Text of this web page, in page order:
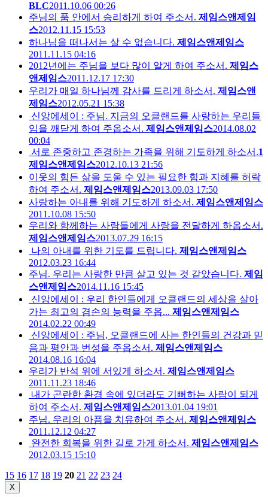
BLC2011.10.06 00:26
주님의 품 안에서 승리하게 하여 주소서. 제임스앤제임
스2012.11.15 15:53
하나님을 떠나서는 살 수 없습니다. 제임스앤제임스
2011.11.15 04:16
2012년에는 주님을 보다 많이 알게 하여 주소서. 제임스
앤제임스2011.12.17 17:30
우리가 매일 하나님께 감사를 드리게 하소서. 제임스앤
제임스2012.05.21 15:38
신앙에세이 : 주님. 지금의 오클랜드를 사랑하는 우리들
임을 깨닫게 하여 주옵소서. 제임스앤제임스2014.08.02
00:04
서로 존중하고 존경하는 가족을 위해 기도하게 하소서.1
제임스앤제임스2012.10.13 21:56
이웃의 힘든 삶을 도울 수 있는 필요한 힘과 지혜를 허락
하여 주소서. 제임스앤제임스2013.09.03 17:50
사랑하는 아내를 위해 기도하게 하소서. 제임스앤제임스
2011.10.08 15:50
우리와 함께하는 사람들에게 사랑을 전달하게 하옵소서.
제임스앤제임스2013.07.29 16:15
나의 아내를 위한 기도를 드립니다. 제임스앤제임스
2012.03.23 16:44
주님. 우리는 사랑한 만큼 살고 있는 것 같았습니다. 제임
스앤제임스2014.11.16 15:45
신앙에세이 : 우리 한인들에게 오클랜드의 세상을 살아
가는 최고의 겸손의 능력을 주옵... 제임스앤제임스
2014.02.22 00:49
신앙에세이 : 주님, 오클랜드에 사는 한인들의 건강과 믿
음과 평안과 번성을 주옵소서. 제임스앤제임스
2014.08.16 16:04
우리가 반석 위에 서있게 하소서. 제임스앤제임스
2011.11.23 18:46
내가 곤란한 환경 속에 있더라도 기뻐하는 사람이 되게
하여 주소서. 제임스앤제임스2013.01.04 19:01
주님. 우리의 아픔을 치유하여 주소서. 제임스앤제임스
2011.12.12 04:27
완전한 회복을 위한 길로 가게 하소서. 제임스앤제임스
2012.03.15 15:10
15 16 17 18 19 20 21 22 23 24
X